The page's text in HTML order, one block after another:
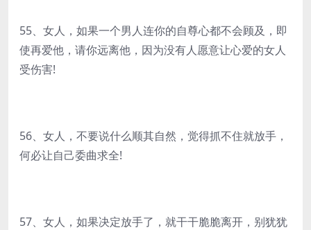
55、女人，如果一个男人连你的自尊心都不会顾及，即
使再爱他，请你远离他，因为没有人愿意让心爱的女人
受伤害!
56、女人，不要说什么顺其自然，觉得抓不住就放手，
何必让自己委曲求全!
57、女人，如果决定放手了，就干干脆脆离开，别犹犹